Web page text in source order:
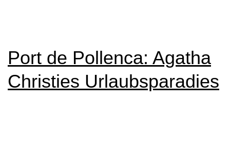
Hölle
und
Port de Pollenca: Agatha
Christies Urlaubsparadies